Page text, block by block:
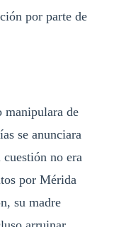
por parte de
manipulara de
se anunciara
no era
por Mérida
su madre